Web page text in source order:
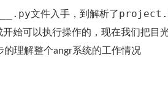
文件入手，到解析了
始可以执行操作的，现在我们把目
的理解整个angr系统的工作情况